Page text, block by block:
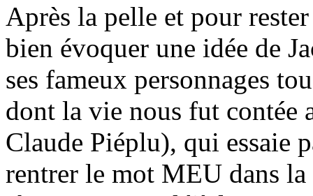
Après la pelle et pour
bien évoquer une idée de
ses fameux personnages
dont la vie nous fut contée
Claude Piéplu), qui essaie
rentrer le mot MEU dans la